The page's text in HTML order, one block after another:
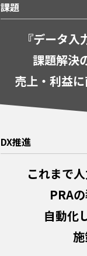
課題
『データ
課題解決
売上・利益
DX推進
これまで
PRA
自動化